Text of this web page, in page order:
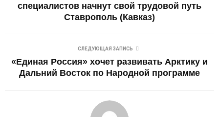
специалистов начнут свой трудовой путь
Ставрополь (Кавказ)
СЛЕДУЮЩАЯ ЗАПИСЬ
«Единая Россия» хочет развивать Арктику и
Дальний Восток по Народной программе